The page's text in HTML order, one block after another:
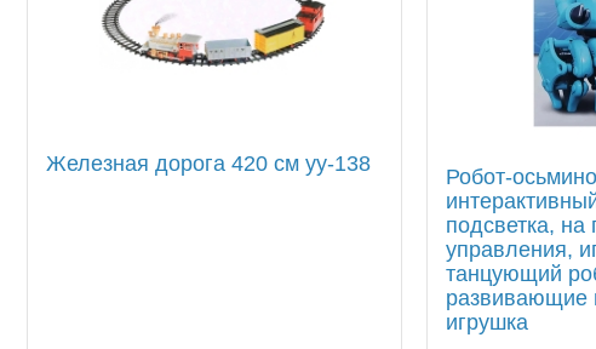
Железная дорога 420 см yy-138
Робот-
подсветка, на
управления,
танцующий
развивающие
игрушка
Куклы
Батарейки
Оптовая продажа запчастей для
Зарядные устройства